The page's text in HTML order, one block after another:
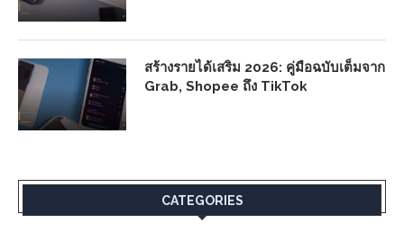
สร้างรายได้เสริม 2026: คู่มือฉบับเต็มจาก
Grab, Shopee ถึง TikTok
CATEGORIES